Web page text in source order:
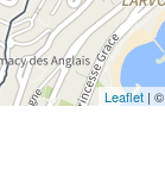
Leaflet | ©